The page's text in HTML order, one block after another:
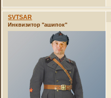
SVTSAR
Инквизитор "ашипок"